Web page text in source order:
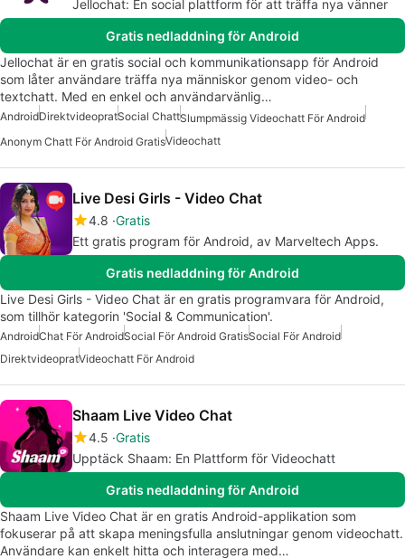
Jellochat: En social plattform för att träffa nya vänner
Gratis nedladdning för Android
Jellochat är en gratis social och kommunikationsapp för Android
som låter användare träffa nya människor genom video- och
textchatt. Med en enkel och användarvänlig…
AndroidDirektvideopratSocial ChattSlumpmässig Videochatt För Android
Anonym Chatt För Android GratisVideochatt
Live Desi Girls - Video Chat
4.8 Gratis
Ett gratis program för Android, av Marveltech Apps.
Gratis nedladdning för Android
Live Desi Girls - Video Chat är en gratis programvara för Android,
som tillhör kategorin 'Social & Communication'.
AndroidChat För AndroidSocial För Android GratisSocial För Android
DirektvideopratVideochatt För Android
Shaam Live Video Chat
4.5 Gratis
Upptäck Shaam: En Plattform för Videochatt
Gratis nedladdning för Android
Shaam Live Video Chat är en gratis Android-applikation som
fokuserar på att skapa meningsfulla anslutningar genom videochatt.
Användare kan enkelt hitta och interagera med…